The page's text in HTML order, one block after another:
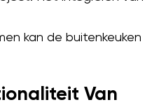
kan de buitenkeuken
Van